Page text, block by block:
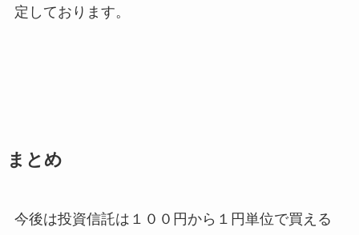
定しております。
まとめ
今後は投資信託は１００円から１円単位で買える